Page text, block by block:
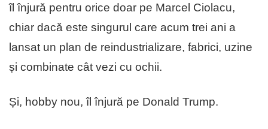
îl înjură pentru orice doar pe Marcel Ciolacu,
chiar dacă este singurul care acum trei ani a
lansat un plan de reindustrializare, fabrici, uzine
și combinate cât vezi cu ochii.
Și, hobby nou, îl înjură pe Donald Trump.